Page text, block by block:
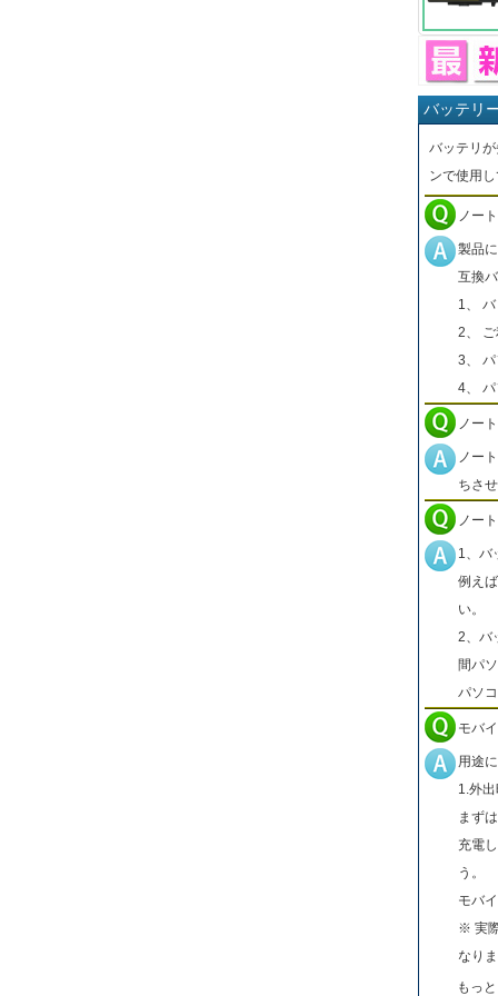
バッテリ
バッテリ
ンで使用
ノー
製品
互換
1、
2、
3、
4、
ノー
ノー
ちさ
ノー
1、バ
例え
い。
2、バ
間パ
パソ
モバ
用途
1.外
まず
充電
う。
モバ
※ 実
なり
もっ